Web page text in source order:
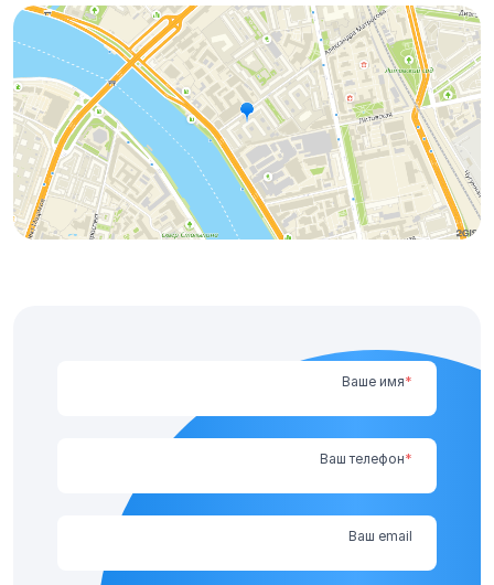
Ваше имя*
Ваш телефон*
Ваш email